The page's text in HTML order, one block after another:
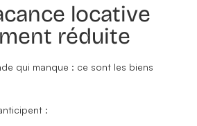
locative
réduite
qui manque : ce sont les biens
: